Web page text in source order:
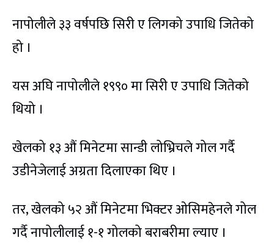
नापोलीले ३३ वर्षपछि सिरी ए लिगको उपाधि जितेको
हो ।
यस अघि नापोलीले १९९० मा सिरी ए उपाधि जितेको
थियो ।
खेलको १३ औं मिनेटमा सान्डी लोभ्रिचले गोल गर्दै
उडीनेजेलाई अग्रता दिलाएका थिए ।
तर, खेलको ५२ औं मिनेटमा भिक्टर ओसिमहेनले गोल
गर्दै नापोलीलाई १-१ गोलको बराबरीमा ल्याए ।